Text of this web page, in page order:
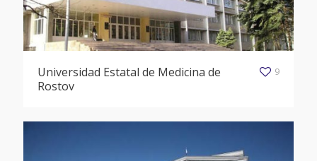
Universidad Estatal de Medicina de
Rostov
9